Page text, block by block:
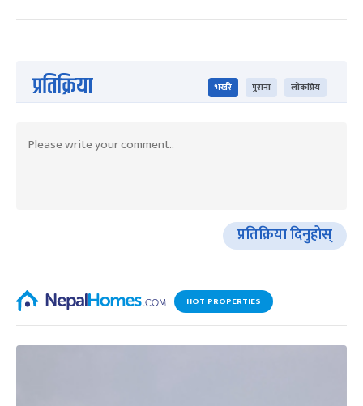
प्रतिक्रिया भर्खरै पुराना लोकप्रिय
प्रतिक्रिया दिनुहोस्
HOT PROPERTIES